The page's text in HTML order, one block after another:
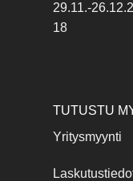
29.11.-
18
TUTUSTU
Yritysmyynti